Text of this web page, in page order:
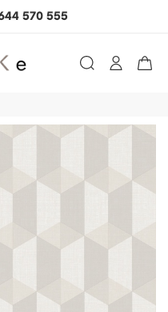
570 555